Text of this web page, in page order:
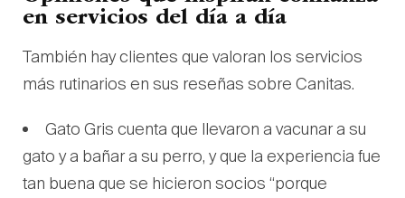
en servicios del día a día
También hay clientes que valoran los servicios
más rutinarios en sus reseñas sobre Canitas.
Gato Gris cuenta que llevaron a vacunar a su
gato y a bañar a su perro, y que la experiencia fue
tan buena que se hicieron socios “porque